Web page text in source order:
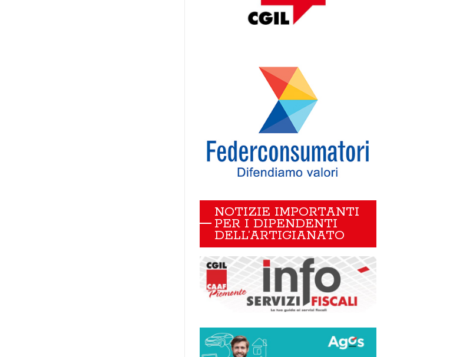
NOTIZIE IMPORTANTI
PER I DIPENDENTI
DELL’ARTIGIANATO